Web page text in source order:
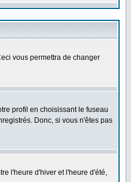
vous permettra de changer
profil en choisissant le fuseau
Donc, si vous n'êtes pas
l'heure d'hiver et l'heure d'été,